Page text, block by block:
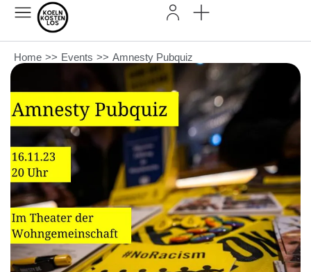
Home >> Events >> Amnesty Pubquiz